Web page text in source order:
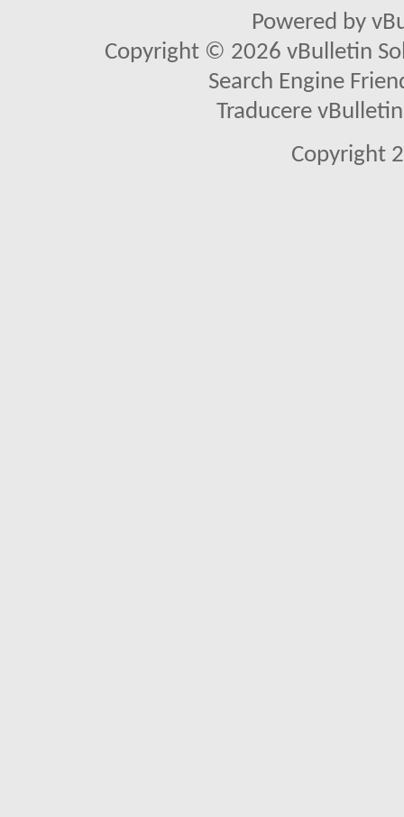
Powered by
Copyright © 2026 vBulletin
Search Engine
Traducere
Copyright